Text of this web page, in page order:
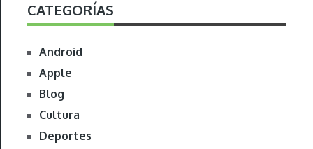
CATEGORÍAS
Android
Apple
Blog
Cultura
Deportes